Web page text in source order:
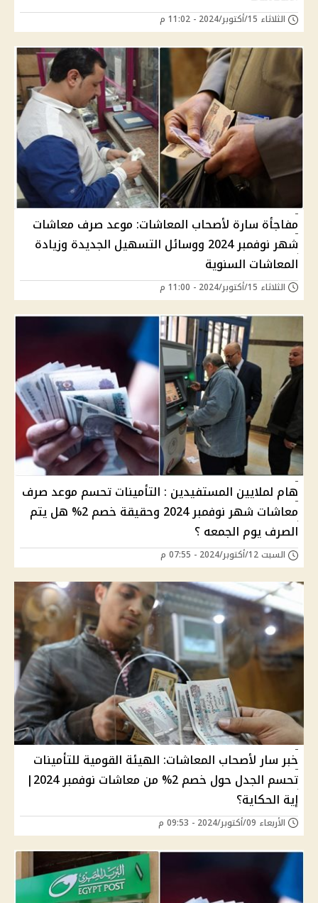
الثلاثاء 15/أكتوبر/2024 - 11:02 م
مفاجأة سارة لأصحاب المعاشات: موعد صرف معاشات
شهر نوفمبر 2024 ووسائل التسهيل الجديدة وزيادة
المعاشات السنوية
الثلاثاء 15/أكتوبر/2024 - 11:00 م
هام لملايين المستفيدين : التأمينات تحسم موعد صرف
معاشات شهر نوفمبر 2024 وحقيقة خصم 2% هل يتم
الصرف يوم الجمعه ؟
السبت 12/أكتوبر/2024 - 07:55 م
خبر سار لأصحاب المعاشات: الهيئة القومية للتأمينات
تحسم الجدل حول خصم 2% من معاشات نوفمبر 2024|
إية الحكاية؟
الأربعاء 09/أكتوبر/2024 - 09:53 م